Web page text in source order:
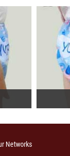
Networks